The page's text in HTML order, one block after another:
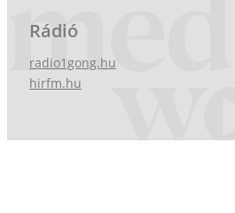
Rádió
radio1gong.hu
hirfm.hu